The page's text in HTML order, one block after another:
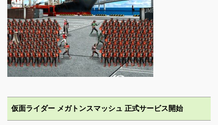
仮面ライダー メガトンスマッシュ 正式サービス開始